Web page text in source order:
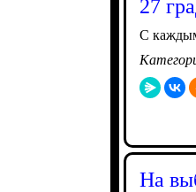
27
С
На